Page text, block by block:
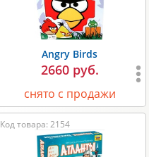
Angry Birds
2660 руб.
снято с продажи
Код товара: 2154